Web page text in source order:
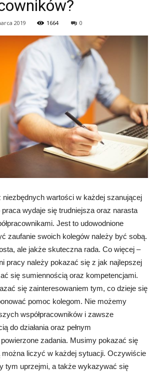
2019 1664 0
niezbędnych wartości w każdej szanującej
wydaje się trudniejsza oraz narasta
Jest to udowodnione
zaufanie swoich kolegów należy być sobą.
ale jakże skuteczna rada. Co więcej –
pracy należy pokazać się z jak najlepszej
się sumiennością oraz kompetencjami.
się zainteresowaniem tym, co dzieje się
pomoc kolegom. Nie możemy
współpracowników i zawsze
do działania oraz pełnym
zadania. Musimy pokazać się
można liczyć w każdej sytuacji. Oczywiście
tym uprzejmi, a także wykazywać się